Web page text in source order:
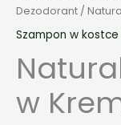
Dezodorant /
Szampon w
w